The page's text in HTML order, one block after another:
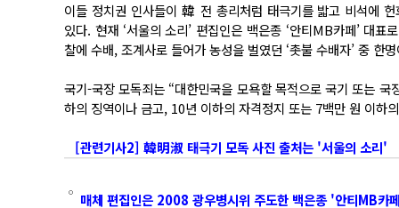
이들 정치권 인사들이 韓 전 총리처럼 태극기를 밟고 비석에
있다. 현재 ‘서울의 소리’ 편집인은 백은종 ‘안티MB카페’ 대
찰에 수배, 조계사로 들어가 농성을 벌였던 ‘촛불 수배자’ 중 한
국기-국장 모독죄는 “대한민국을 모욕할 목적으로 국기 또는
하의 징역이나 금고, 10년 이하의 자격정지 또는 7백만 원 이하
[관련기사2] 韓明淑 태극기 모독 사진 출처는 '서울의 소리'
매체 편집인은 2008 광우병시위 주도한 백은종 '안티MB카